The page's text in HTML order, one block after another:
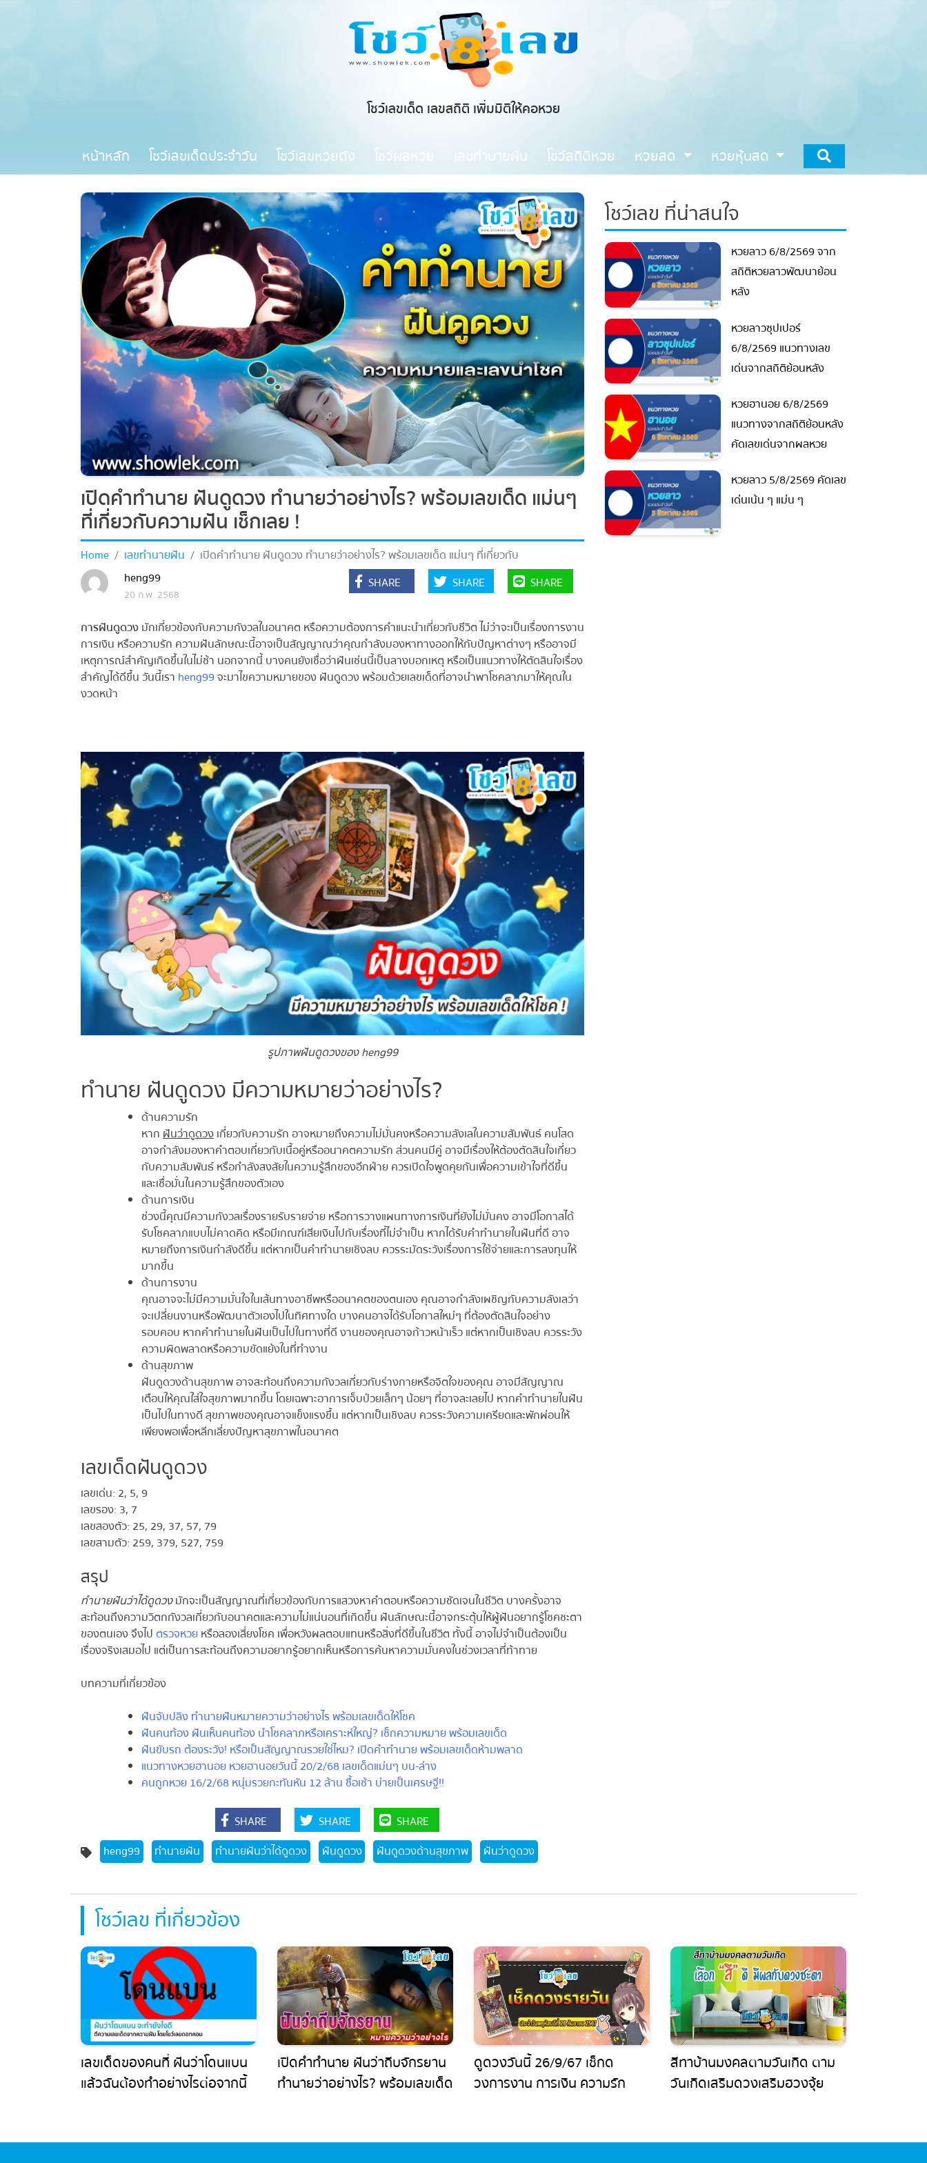
โชว์เลขเด็ด เลขสถิติ เพิ่มมิติให้คอหวย
หน้าหลัก โชว์เลขเด็ดประจำวัน โชว์เลขหวยดัง โชว์ผลหวย เลขทำนายฝัน โชว์สถิติหวย หวยสด หวยหุ้นสด
เปิดคำทำนาย ฝันดูดวง ทำนายว่าอย่างไร? พร้อมเลขเด็ด แม่นๆ
ที่เกี่ยวกับความฝัน เช็กเลย !
Home เลขทำนายฝัน
เปิดคำทำนาย ฝันดูดวง ทำนายว่าอย่างไร? พร้อมเลขเด็ด แม่นๆ ที่เกี่ยวกับ
heng99
20 ก.พ. 2568
SHARE SHARE SHARE
การฝันดูดวงมักเกี่ยวข้องกับความกังวลในอนาคต หรือความต้องการคำแนะนำเกี่ยวกับชีวิต ไม่ว่าจะเป็นเรื่องการงาน
การเงิน หรือความรัก ความฝันลักษณะนี้อาจเป็นสัญญาณว่าคุณกำลังมองหาทางออกให้กับปัญหาต่างๆ หรืออาจมี
เหตุการณ์สำคัญเกิดขึ้นในไม่ช้า นอกจากนี้ บางคนยังเชื่อว่าฝันเช่นนี้เป็นลางบอกเหตุ หรือเป็นแนวทางให้ตัดสินใจเรื่อง
สำคัญได้ดีขึ้น วันนี้เราheng99จะมาไขความหมายของ ฝันดูดวง พร้อมด้วยเลขเด็ดที่อาจนำพาโชคลาภมาให้คุณใน
งวดหน้า
รูปภาพฝันดูดวงของ heng99
ทำนาย ฝันดูดวง มีความหมายว่าอย่างไร?
ด้านความรัก
หากฝันว่าดูดวงเกี่ยวกับความรัก อาจหมายถึงความไม่มั่นคงหรือความลังเลในความสัมพันธ์ คนโสด
อาจกำลังมองหาคำตอบเกี่ยวกับเนื้อคู่หรืออนาคตความรัก ส่วนคนมีคู่ อาจมีเรื่องให้ต้องตัดสินใจเกี่ยว
กับความสัมพันธ์ หรือกำลังสงสัยในความรู้สึกของอีกฝ่าย ควรเปิดใจพูดคุยกันเพื่อความเข้าใจที่ดีขึ้น
และเชื่อมั่นในความรู้สึกของตัวเอง
ด้านการเงิน
ช่วงนี้คุณมีความกังวลเรื่องรายรับรายจ่าย หรือการวางแผนทางการเงินที่ยังไม่มั่นคง อาจมีโอกาสได้
รับโชคลาภแบบไม่คาดคิด หรือมีเกณฑ์เสียเงินไปกับเรื่องที่ไม่จำเป็น หากได้รับคำทำนายในฝันที่ดี อาจ
หมายถึงการเงินกำลังดีขึ้น แต่หากเป็นคำทำนายเชิงลบ ควรระมัดระวังเรื่องการใช้จ่ายและการลงทุนให้
มากขึ้น
ด้านการงาน
คุณอาจจะไม่มีความมั่นใจในเส้นทางอาชีพหรืออนาคตของตนเอง คุณอาจกำลังเผชิญกับความลังเลว่า
จะเปลี่ยนงานหรือพัฒนาตัวเองไปในทิศทางใด บางคนอาจได้รับโอกาสใหม่ๆ ที่ต้องตัดสินใจอย่าง
รอบคอบ หากคำทำนายในฝันเป็นไปในทางที่ดี งานของคุณอาจก้าวหน้าเร็ว แต่หากเป็นเชิงลบ ควรระวัง
ความผิดพลาดหรือความขัดแย้งในที่ทำงาน
ด้านสุขภาพ
ฝันดูดวงด้านสุขภาพ อาจสะท้อนถึงความกังวลเกี่ยวกับร่างกายหรือจิตใจของคุณ อาจมีสัญญาณ
เตือนให้คุณใส่ใจสุขภาพมากขึ้น โดยเฉพาะอาการเจ็บป่วยเล็กๆ น้อยๆ ที่อาจละเลยไป หากคำทำนายในฝัน
เป็นไปในทางดี สุขภาพของคุณอาจแข็งแรงขึ้น แต่หากเป็นเชิงลบ ควรระวังความเครียดและพักผ่อนให้
เพียงพอเพื่อหลีกเลี่ยงปัญหาสุขภาพในอนาคต
เลขเด็ดฝันดูดวง
เลขเด่น: 2, 5, 9
เลขรอง: 3, 7
เลขสองตัว: 25, 29, 37, 57, 79
เลขสามตัว: 259, 379, 527, 759
สรุป
ทำนายฝันว่าได้ดูดวงมักจะเป็นสัญญาณที่เกี่ยวข้องกับการแสวงหาคำตอบหรือความชัดเจนในชีวิต บางครั้งอาจ
สะท้อนถึงความวิตกกังวลเกี่ยวกับอนาคตและความไม่แน่นอนที่เกิดขึ้น ฝันลักษณะนี้อาจกระตุ้นให้ผู้ฝันอยากรู้โชคชะตา
ของตนเอง จึงไปตรวจหวยหรือลองเสี่ยงโชค เพื่อหวังผลตอบแทนหรือสิ่งที่ดีขึ้นในชีวิต ทั้งนี้ อาจไม่จำเป็นต้องเป็น
เรื่องจริงเสมอไป แต่เป็นการสะท้อนถึงความอยากรู้อยากเห็นหรือการค้นหาความมั่นคงในช่วงเวลาที่ท้าทาย
บทความที่เกี่ยวข้อง
ฝันจับปลิง ทำนายฝันหมายความว่าอย่างไร พร้อมเลขเด็ดให้โชค
ฝันคนท้อง ฝันเห็นคนท้อง นำโชคลาภหรือเคราะห์ใหญ่? เช็กความหมาย พร้อมเลขเด็ด
ฝันขับรถ ต้องระวัง! หรือเป็นสัญญาณรวยใช่ไหม? เปิดคำทำนาย พร้อมเลขเด็ดห้ามพลาด
แนวทางหวยฮานอย หวยฮานอยวันนี้ 20/2/68 เลขเด็ดแม่นๆ บน-ล่าง
คนถูกหวย 16/2/68 หนุ่มรวยกะทันหัน 12 ล้าน ซื้อเช้า บ่ายเป็นเศรษฐี!!
SHARE SHARE
SHARE
heng99
ทำนายฝัน ทำนายฝันว่าได้ดูดวง ฝันดูดวง ฝันดูดวงด้านสุขภาพ ฝันว่าดูดวง
โชว์เลข ที่น่าสนใจ
หวยลาว 6/8/2569 จาก
สถิติหวยลาวพัฒนาย้อน
หลัง
หวยลาวซุปเปอร์
6/8/2569 แนวทางเลข
เด่นจากสถิติย้อนหลัง
หวยฮานอย 6/8/2569
แนวทางจากสถิติย้อนหลัง
คัดเลขเด่นจากผลหวย
หวยลาว 5/8/2569 คัดเลข
เด่นเน้น ๆ แม่น ๆ
โชว์เลข ที่เกี่ยวข้อง
เลขเด็ดของคนที่ ฝันว่าโดนแบน
แล้วฉันต้องทำอย่างไรต่อจากนี้
เปิดคำทำนาย ฝันว่าถีบจักรยาน
ทำนายว่าอย่างไร? พร้อมเลขเด็ด
ดูดวงวันนี้ 26/9/67 เช็กด
วงการงาน การเงิน ความรัก
สีทาบ้านมงคลตามวันเกิด ตาม
วันเกิดเสริมดวงเสริมฮวงจุ้ย